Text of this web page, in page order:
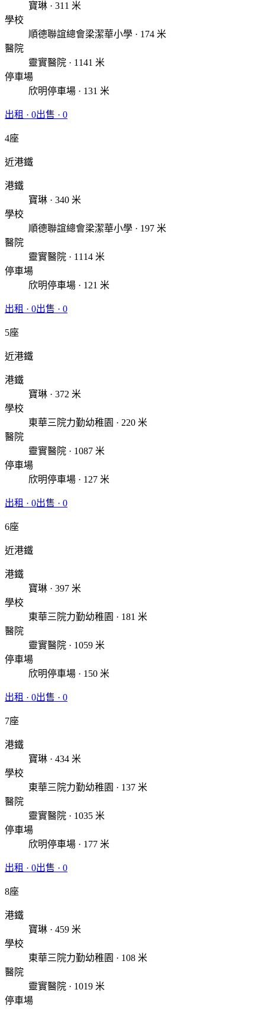
寶琳 · 311 米
學校
順德聯誼總會梁潔華小學 · 174 米
醫院
靈實醫院 · 1141 米
停車場
欣明停車場 · 131 米
出租 · 0出售 · 0
4座
近港鐵
港鐵
寶琳 · 340 米
學校
順德聯誼總會梁潔華小學 · 197 米
醫院
靈實醫院 · 1114 米
停車場
欣明停車場 · 121 米
出租 · 0出售 · 0
5座
近港鐵
港鐵
寶琳 · 372 米
學校
東華三院力勤幼稚園 · 220 米
醫院
靈實醫院 · 1087 米
停車場
欣明停車場 · 127 米
出租 · 0出售 · 0
6座
近港鐵
港鐵
寶琳 · 397 米
學校
東華三院力勤幼稚園 · 181 米
醫院
靈實醫院 · 1059 米
停車場
欣明停車場 · 150 米
出租 · 0出售 · 0
7座
港鐵
寶琳 · 434 米
學校
東華三院力勤幼稚園 · 137 米
醫院
靈實醫院 · 1035 米
停車場
欣明停車場 · 177 米
出租 · 0出售 · 0
8座
港鐵
寶琳 · 459 米
學校
東華三院力勤幼稚園 · 108 米
醫院
靈實醫院 · 1019 米
停車場